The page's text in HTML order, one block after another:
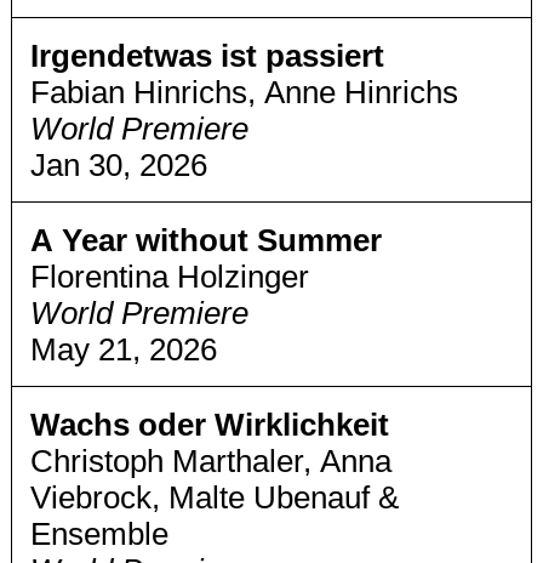
Irgendetwas ist passiert
Fabian Hinrichs, Anne Hinrichs
World Premiere
Jan 30, 2026
A Year without Summer
Florentina Holzinger
World Premiere
May 21, 2026
Wachs oder Wirklichkeit
Christoph Marthaler, Anna
Viebrock, Malte Ubenauf &
Ensemble